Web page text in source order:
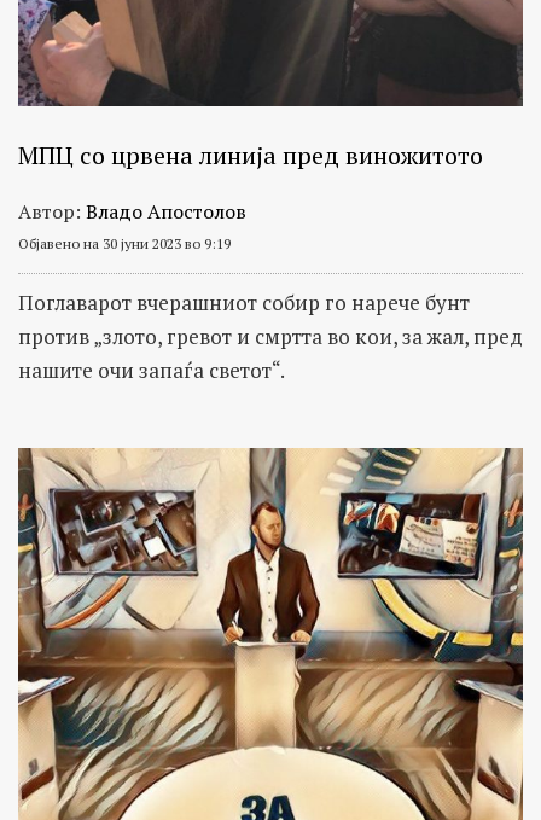
и
локации
МПЦ со црвена линија пред виножитото
Автор: Владо Апостолов
Објавено на 30 јуни 2023 во 9:19
Поглаварот вчерашниот собир го нарече бунт
против „злото, гревот и смртта во кои, за жал, пред
нашите очи запаѓа светот“.